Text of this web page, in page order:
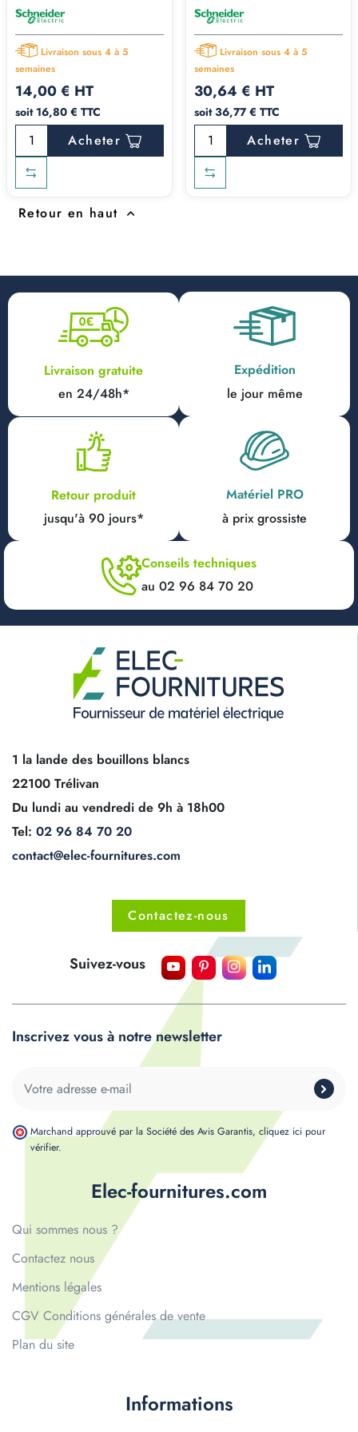
Livraison sous 4 à 5
semaines
14,00 € HT
soit 16,80 € TTC
Acheter
Livraison sous 4 à 5
semaines
30,64 € HT
soit 36,77 € TTC
Acheter
Retour en haut 
Livraison gratuite
en 24/48h*
Expédition
le jour même
Retour produit
jusqu'à 90 jours*
Matériel PRO
à prix grossiste
Conseils techniques
au 02 96 84 70 20
1 la lande des bouillons blancs
22100 Trélivan
Du lundi au vendredi de 9h à 18h00
Tel: 02 96 84 70 20
contact@elec-fournitures.com
Contactez-nous
Elec-fournitures.com
Qui sommes nous ?
Contactez nous
Mentions légales
CGV Conditions générales de vente
Plan du site
Informations
Suivez-vous
Inscrivez vous à notre newsletter
Marchand approuvé par la Société des Avis Garantis, cliquez ici pour
vérifier.